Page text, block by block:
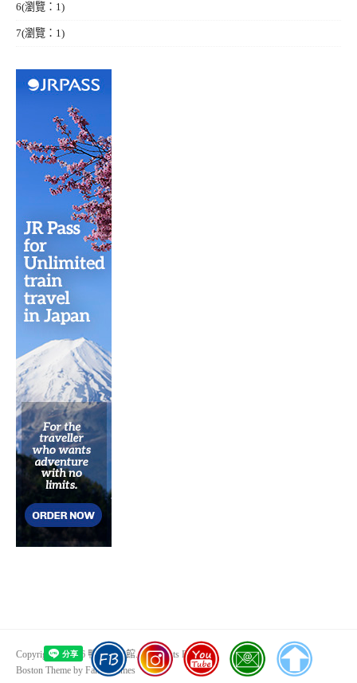
6(瀏覽：1)
7(瀏覽：1)
Copyright © 2026 鴨鴨美食館. All Rights Reserved.
Boston Theme by FameThemes